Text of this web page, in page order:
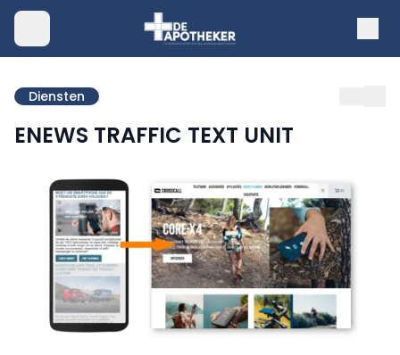
Diensten
ENEWS TRAFFIC TEXT UNIT